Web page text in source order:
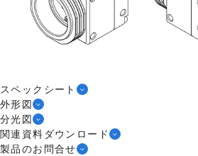
スペックシート
外形図
分光図
関連資料ダウンロード
製品のお問合せ